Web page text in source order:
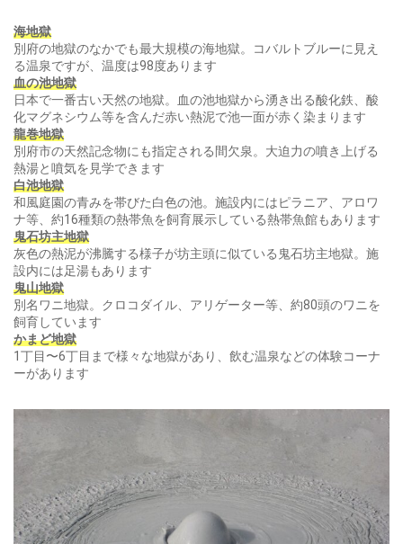
海地獄
別府の地獄のなかでも最大規模の海地獄。コバルトブルーに見え
る温泉ですが、温度は98度あります
血の池地獄
日本で一番古い天然の地獄。血の池地獄から湧き出る酸化鉄、酸
化マグネシウム等を含んだ赤い熱泥で池一面が赤く染まります
龍巻地獄
別府市の天然記念物にも指定される間欠泉。大迫力の噴き上げる
熱湯と噴気を見学できます
白池地獄
和風庭園の青みを帯びた白色の池。施設内にはピラニア、アロワ
ナ等、約16種類の熱帯魚を飼育展示している熱帯魚館もあります
鬼石坊主地獄
灰色の熱泥が沸騰する様子が坊主頭に似ている鬼石坊主地獄。施
設内には足湯もあります
鬼山地獄
別名ワニ地獄。クロコダイル、アリゲーター等、約80頭のワニを
飼育しています
かまど地獄
1丁目〜6丁目まで様々な地獄があり、飲む温泉などの体験コーナ
ーがあります